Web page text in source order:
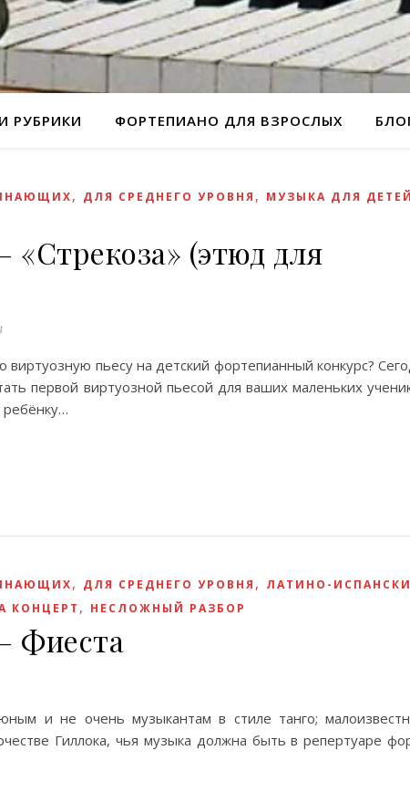
РУБРИКИ ФОРТЕПИАНО ДЛЯ ВЗРОСЛЫХ
, ДЛЯ СРЕДНЕГО УРОВНЯ , МУЗЫКА ДЛЯ ДЕТЕЙ
(этюд для
пьесу на детский фортепианный конкурс?
первой виртуозной пьесой для ваших маленьких
ребёнку…
, ДЛЯ СРЕДНЕГО УРОВНЯ , ЛАТИНО-
КОНЦЕРТ , НЕСЛОЖНЫЙ РАЗБОР
Фиеста
и не очень музыкантам в стиле танго;
Гиллока, чья музыка должна быть в репертуаре